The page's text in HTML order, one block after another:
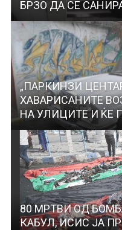
БРЗО ДА СЕ
„ПАРКИНЗИ
ХАВАРИСАНИТЕ
НА УЛИЦИТЕ И ЌЕ
80 МРТВИ ОД
КАБУЛ, ИСИС ЈА